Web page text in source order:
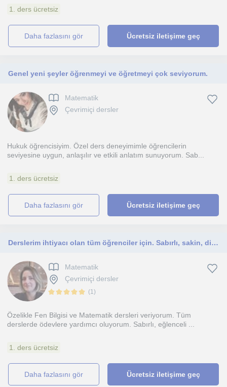
1. ders ücretsiz
daha fazlasını gör Ücretsiz iletişime geç
Genel yeni şeyler öğrenmeyi ve öğretmeyi çok seviyorum.
Matematik
Çevrimiçi dersler
Hukuk öğrencisiyim. Özel ders deneyimimle öğrencilerin
seviyesine uygun, anlaşılır ve etkili anlatım sunuyorum. Sab...
1. ders ücretsiz
daha fazlasını gör Ücretsiz iletişime geç
Derslerim ihtiyacı olan tüm öğrenciler için. Sabırlı, sakin, disiplinli bir insanım. Çocuklara ihtiyacı olan motivasyonu veririm.
Matematik
Çevrimiçi dersler
(1)
Özelikle Fen Bilgisi ve Matematik dersleri veriyorum. Tüm
derslerde ödevlere yardımcı oluyorum. Sabırlı, eğlenceli ...
1. ders ücretsiz
daha fazlasını gör Ücretsiz iletişime geç